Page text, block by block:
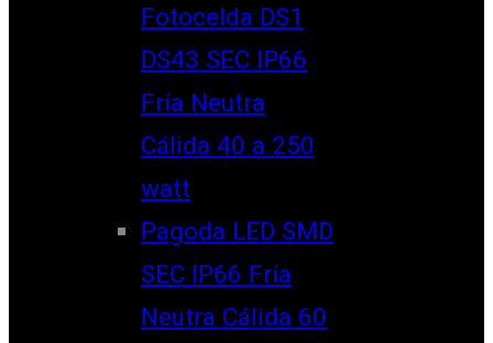
Fotocelda DS1
DS43 SEC IP66
Fría Neutra
Cálida 40 a 250
watt
Pagoda LED SMD
SEC IP66 Fría
Neutra Cálida 60